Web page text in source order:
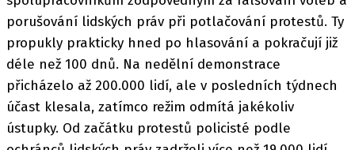
porušování lidských práv při potlačování protestů. Ty
propukly prakticky hned po hlasování a pokračují již
déle než 100 dnů. Na nedělní demonstrace
přicházelo až 200.000 lidí, ale v posledních týdnech
účast klesala, zatímco režim odmítá jakékoliv
ústupky. Od začátku protestů policisté podle